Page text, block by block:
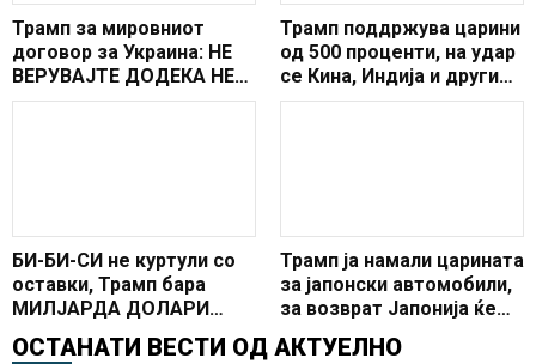
Трамп за мировниот
договор за Украина: НЕ
ВЕРУВАЈТЕ ДОДЕКА НЕ
ВИДИТЕ
Трамп поддржува царини
од 500 проценти, на удар
се Кина, Индија и други
земји
БИ-БИ-СИ не куртули со
оставки, Трамп бара
МИЛЈАРДА ДОЛАРИ
ОТШТЕТА
Трамп ја намали царината
за јапонски автомобили,
за возврат Јапонија ќе
купува американски ориз
ОСТАНАТИ ВЕСТИ ОД АКТУЕЛНО